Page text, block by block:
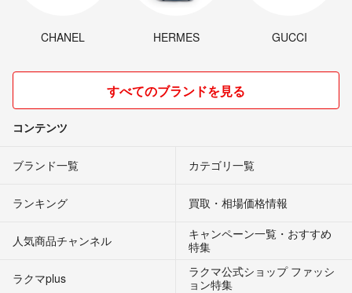
CHANEL HERMES GUCCI
すべてのブランドを見る
コンテンツ
ブランド一覧 カテゴリ一覧
ランキング 買取・相場価格情報
人気商品チャンネル
キャンペーン一覧・おすすめ
特集
ラクマplus
ラクマ公式ショップ ファッシ
ョン特集